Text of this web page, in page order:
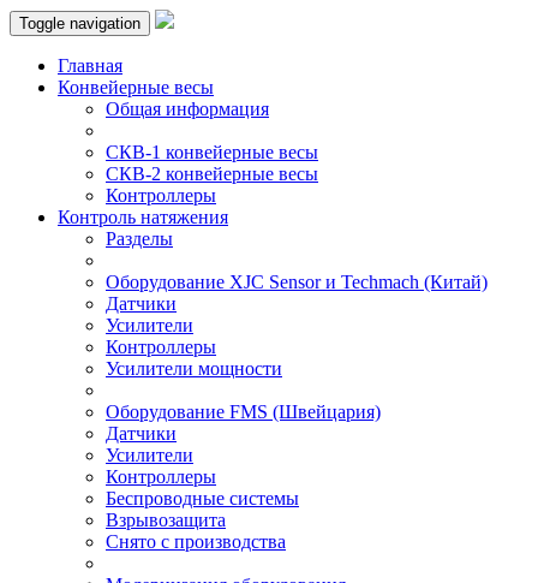
Toggle navigation
Главная
Конвейерные весы
Общая информация
СКВ-1 конвейерные весы
СКВ-2 конвейерные весы
Контроллеры
Контроль натяжения
Разделы
Оборудование XJC Sensor и Techmach (Китай)
Датчики
Усилители
Контроллеры
Усилители мощности
Оборудование FMS (Швейцария)
Датчики
Усилители
Контроллеры
Беспроводные системы
Взрывозащита
Снято с производства